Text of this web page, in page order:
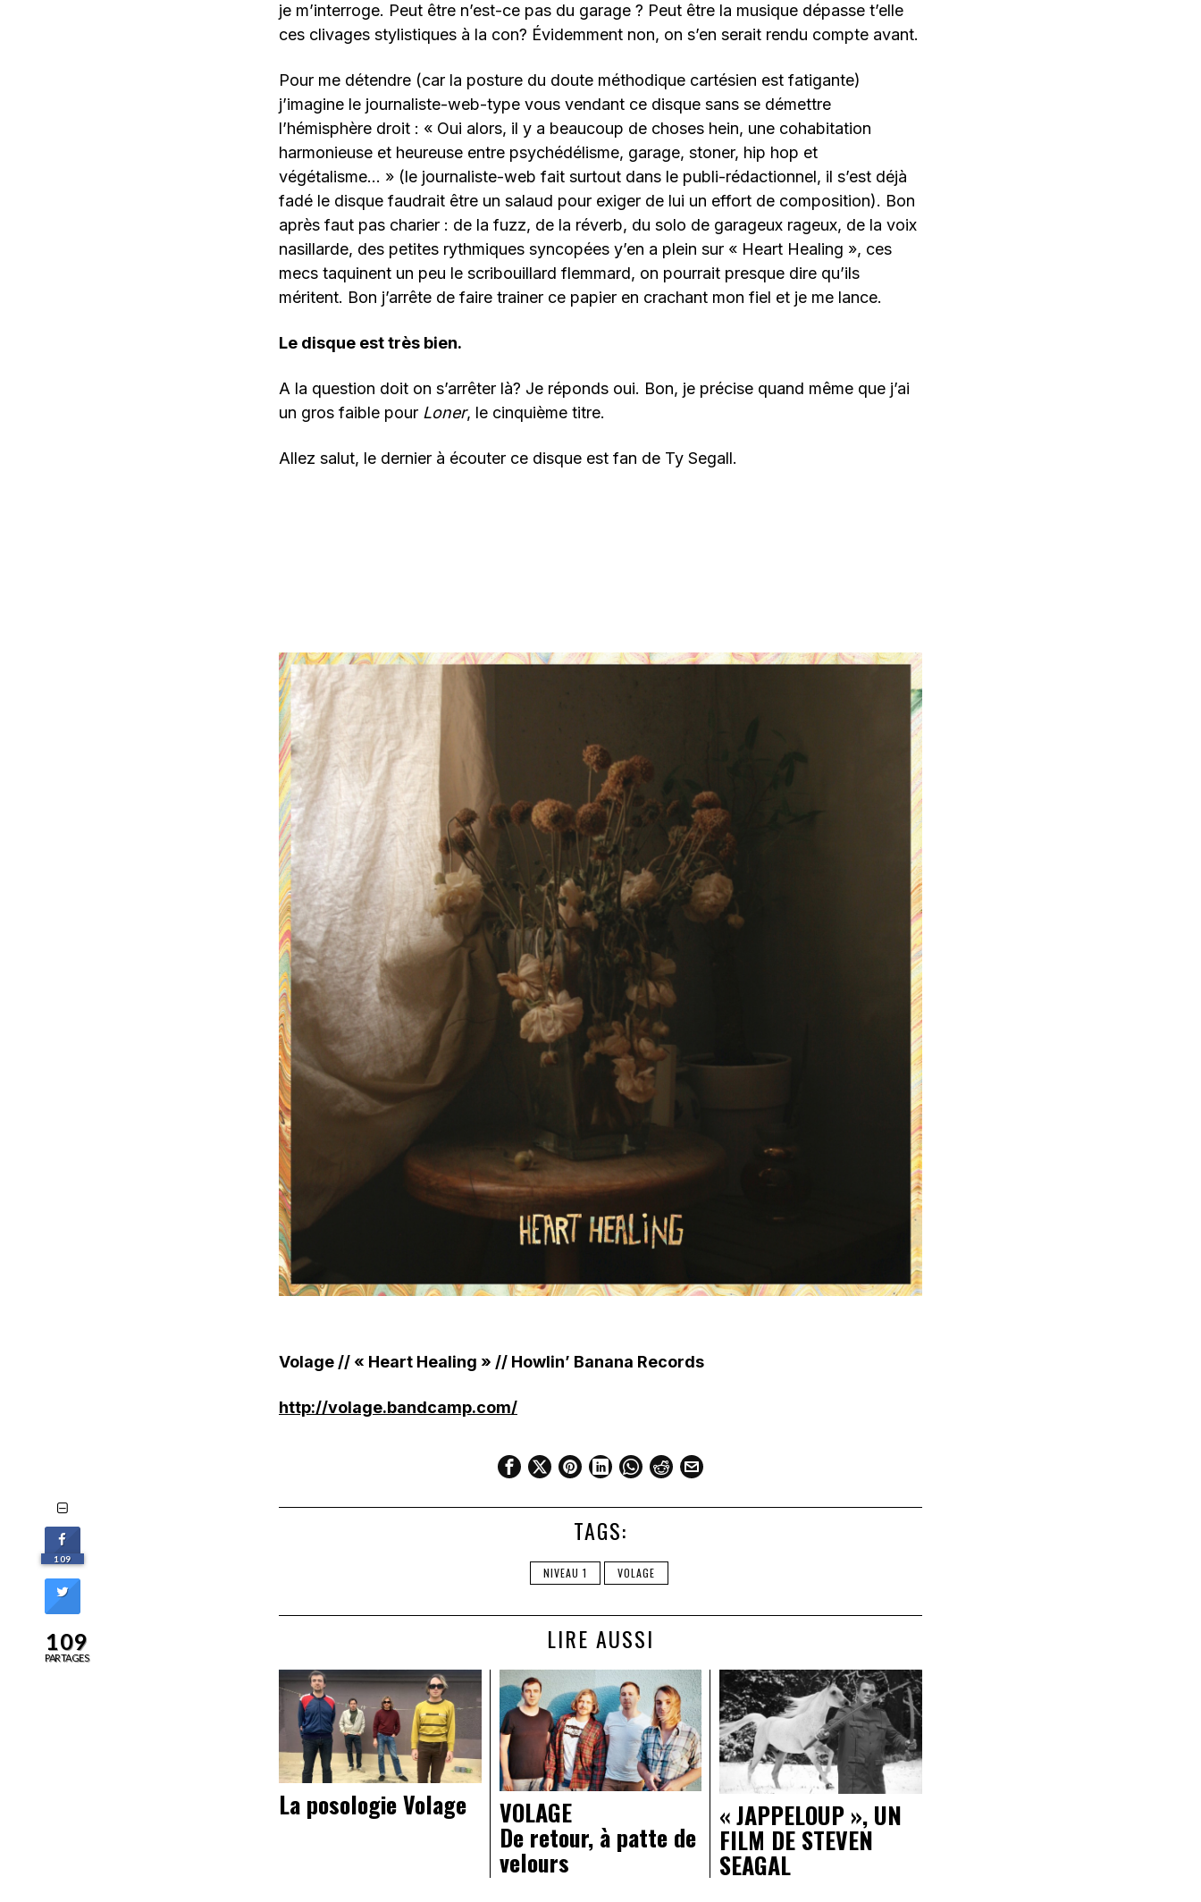
je m’interroge. Peut être n’est-ce pas du garage ? Peut être la musique dépasse t’elle
ces clivages stylistiques à la con? Évidemment non, on s’en serait rendu compte avant.
Pour me détendre (car la posture du doute méthodique cartésien est fatigante)
j’imagine le journaliste-web-type vous vendant ce disque sans se démettre
l’hémisphère droit : « Oui alors, il y a beaucoup de choses hein, une cohabitation
harmonieuse et heureuse entre psychédélisme, garage, stoner, hip hop et
végétalisme… » (le journaliste-web fait surtout dans le publi-rédactionnel, il s’est déjà
fadé le disque faudrait être un salaud pour exiger de lui un effort de composition). Bon
après faut pas charier : de la fuzz, de la réverb, du solo de garageux rageux, de la voix
nasillarde, des petites rythmiques syncopées y’en a plein sur « Heart Healing », ces
mecs taquinent un peu le scribouillard flemmard, on pourrait presque dire qu’ils
méritent. Bon j’arrête de faire trainer ce papier en crachant mon fiel et je me lance.
Le disque est très bien.
A la question doit on s’arrêter là? Je réponds oui. Bon, je précise quand même que j’ai
un gros faible pour Loner, le cinquième titre.
Allez salut, le dernier à écouter ce disque est fan de Ty Segall.
Volage // « Heart Healing » // Howlin’ Banana Records
http://volage.bandcamp.com/
TAGS:
NIVEAU 1 VOLAGE
LIRE AUSSI
La posologie Volage VOLAGE
De retour, à patte de
velours
« JAPPELOUP », UN
FILM DE STEVEN
SEAGAL
109
109
PARTAGES